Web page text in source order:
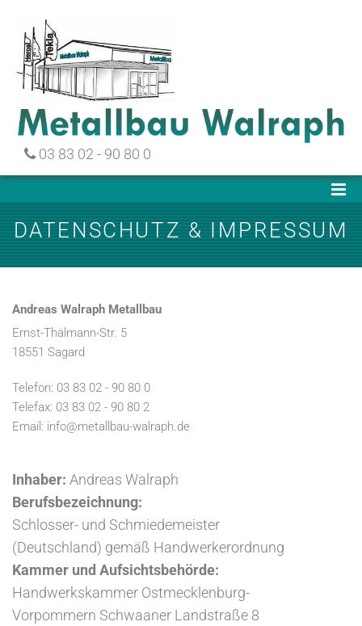
 03 83 02 - 90 80 0
DATENSCHUTZ & IMPRESSUM
Andreas Walraph Metallbau
Ernst-Thälmann-Str. 5
18551 Sagard
Telefon: 03 83 02 - 90 80 0
Telefax: 03 83 02 - 90 80 2
Email: info@metallbau-walraph.de
Inhaber: Andreas Walraph
Berufsbezeichnung:
Schlosser- und Schmiedemeister
(Deutschland) gemäß Handwerkerordnung
Kammer und Aufsichtsbehörde:
Handwerkskammer Ostmecklenburg-
Vorpommern Schwaaner Landstraße 8